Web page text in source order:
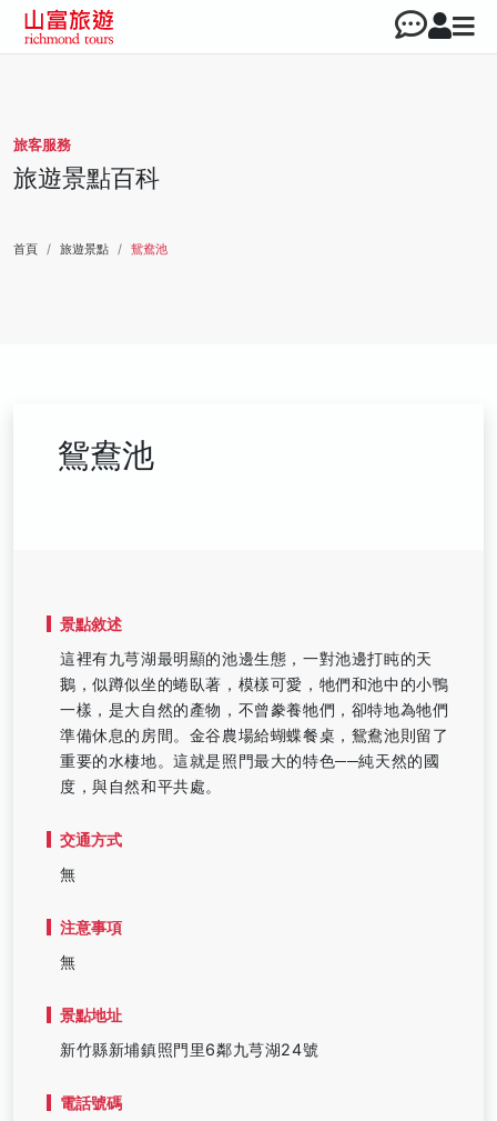
旅客服務
旅遊景點百科
首頁 旅遊景點 鴛鴦池
鴛鴦池
景點敘述
這裡有九芎湖最明顯的池邊生態，一對池邊打盹的天
鵝，似蹲似坐的蜷臥著，模樣可愛，牠們和池中的小鴨
一樣，是大自然的產物，不曾豢養牠們，卻特地為牠們
準備休息的房間。金谷農場給蝴蝶餐桌，鴛鴦池則留了
重要的水棲地。這就是照門最大的特色──純天然的國
度，與自然和平共處。
交通方式
無
注意事項
無
景點地址
新竹縣新埔鎮照門里6鄰九芎湖24號
電話號碼